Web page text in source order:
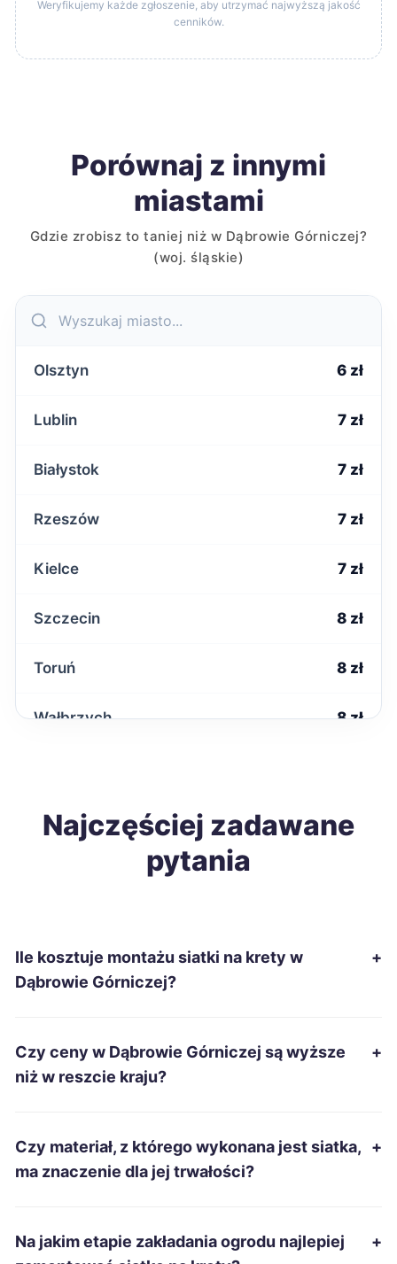
Weryfikujemy każde zgłoszenie, aby utrzymać najwyższą jakość
cenników.
Porównaj z innymi
miastami
Gdzie zrobisz to taniej niż w Dąbrowie Górniczej?
(woj. śląskie)
Olsztyn 6 zł
Lublin 7 zł
Białystok 7 zł
Rzeszów 7 zł
Kielce 7 zł
Szczecin 8 zł
Toruń 8 zł
Wałbrzych 8 zł
Gdańsk 9 zł
TWÓJ REGION
Płock
Koszalin
Dąbrowa Górnicza TWOJE MIASTO
Najczęściej zadawane
pytania
Ile kosztuje montażu siatki na krety w
Dąbrowie Górniczej?
+
Czy ceny w Dąbrowie Górniczej są wyższe
niż w reszcie kraju?
+
Czy materiał, z którego wykonana jest siatka,
ma znaczenie dla jej trwałości?
+
Na jakim etapie zakładania ogrodu najlepiej
+